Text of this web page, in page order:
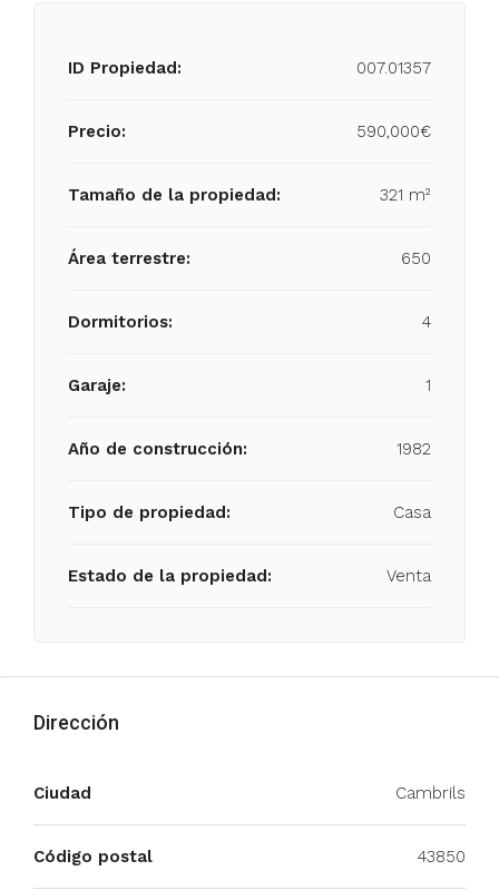
ID Propiedad: 007.01357
Precio: 590,000€
Tamaño de la propiedad: 321 m²
Área terrestre: 650
Dormitorios: 4
Garaje: 1
Año de construcción: 1982
Tipo de propiedad: Casa
Estado de la propiedad: Venta
Dirección
Ciudad Cambrils
Código postal 43850